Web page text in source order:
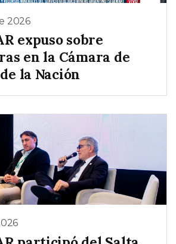
2026
expuso sobre
en la Cámara de
la Nación